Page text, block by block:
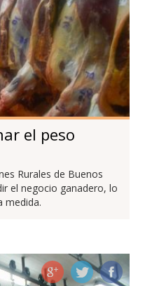
el peso
Rurales de Buenos
el negocio ganadero, lo
medida.